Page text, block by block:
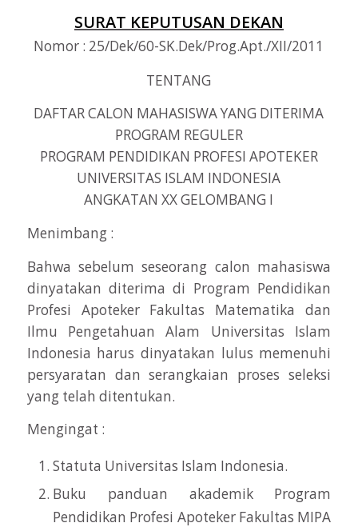
SURAT KEPUTUSAN DEKAN
Nomor : 25/Dek/60-SK.Dek/Prog.Apt./XII/2011
TENTANG
DAFTAR CALON MAHASISWA YANG DITERIMA
PROGRAM REGULER
PROGRAM PENDIDIKAN PROFESI APOTEKER
UNIVERSITAS ISLAM INDONESIA
ANGKATAN XX GELOMBANG I
Menimbang :
Bahwa sebelum seseorang calon mahasiswa
dinyatakan diterima di Program Pendidikan
Profesi Apoteker Fakultas Matematika dan
Ilmu Pengetahuan Alam Universitas Islam
Indonesia harus dinyatakan lulus memenuhi
persyaratan dan serangkaian proses seleksi
yang telah ditentukan.
Mengingat :
Statuta Universitas Islam Indonesia.
Buku panduan akademik Program
Pendidikan Profesi Apoteker Fakultas MIPA